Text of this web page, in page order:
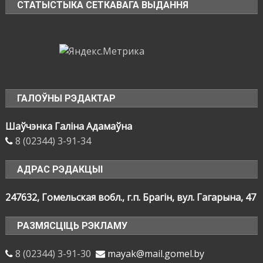
СТАТЫСТЫКА СЕТКАВАГА ВЫДАННЯ
ГАЛОЎНЫ РЭДАКТАР
Шаўчэнка Галіна Адамаўна
8 (02344) 3-91-34
АДРАС РЭДАКЦЫІ
247632, Гомельская вобл., г.п. Брагін, вул. Гагарына, 47
РАЗМЯСЦІЦЬ РЭКЛАМУ
8 (02344) 3-91-30 mayak@mail.gomel.by